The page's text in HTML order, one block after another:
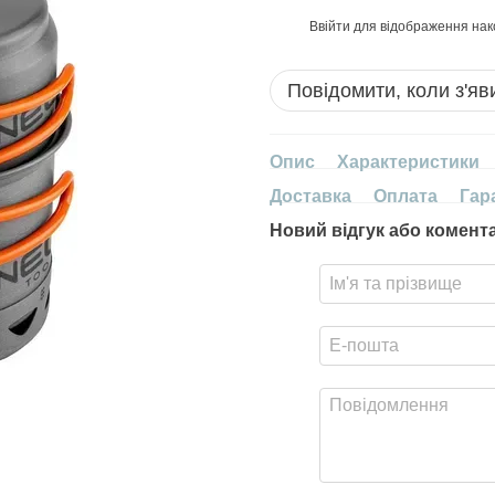
Ввійти для відображення
Повідомити, коли
Опис
Характеристики
Доставка
Оплата
Новий відгук або